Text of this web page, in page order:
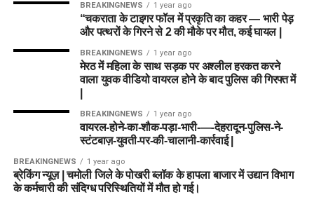
परिवार जैसा माहौल, बेहतर स्वतंत्रता और सामाजिक वातावरण मिल
सकेगा। इससे बच्चों और महिलाओं के मानसिक और सामाजिक विकास में
BREAKINGNEWS 1 year ago
“चकराता के टाइगर फॉल में प्रकृति का कहर — भारी पेड़
और पत्थरों के गिरने से 2 की मौके पर मौत, कई घायल |
BREAKINGNEWS 1 year ago
मेरठ में महिला के साथ सड़क पर अश्लील हरकत करने
वाला युवक वीडियो वायरल होने के बाद पुलिस की गिरफ्त में
BREAKINGNEWS 1 year ago
वायरल-होने-का-शौक-पड़ा-भारी-—-देहरादून-पुलिस-ने-
स्टंटबाज़-युवती-पर-की-चालानी-कार्रवाई |
BREAKINGNEWS 1 year ago
ब्रेकिंग न्यूज़ | चमोली जिले के पोखरी ब्लॉक के हापला बाजार में उद्यान विभाग
के कर्मचारी की संदिग्ध परिस्थितियों में मौत हो गई।